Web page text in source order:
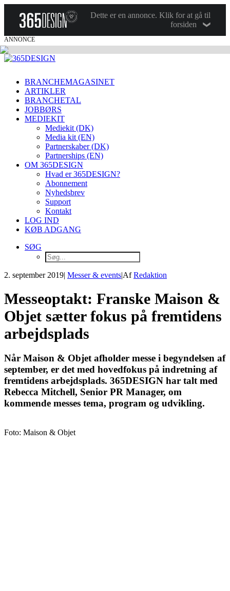
Dette er en annonce. Klik for at gå til
forsiden
ANNONCE
BRANCHEMAGASINET
ARTIKLER
BRANCHETAL
JOBBØRS
MEDIEKIT
Mediekit (DK)
Media kit (EN)
Partnerskaber (DK)
Partnerships (EN)
OM 365DESIGN
Hvad er 365DESIGN?
Abonnement
Nyhedsbrev
Support
Kontakt
LOG IND
KØB ADGANG
SØG
2. september 2019| Messer & events|AfRedaktion
Messeoptakt: Franske Maison &
Objet sætter fokus på fremtidens
arbejdsplads
Når Maison & Objet afholder messe i begyndelsen af
september, er det med hovedfokus på indretning af
fremtidens arbejdsplads. 365DESIGN har talt med
Rebecca Mitchell, Senior PR Manager, om
kommende messes tema, program og udvikling.
Foto: Maison & Objet